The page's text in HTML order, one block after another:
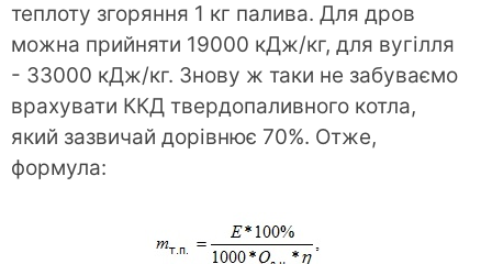
теплоту згоряння 1 кг палива. Для дров
можна прийняти 19000 кДж/кг, для вугілля
- 33000 кДж/кг. Знову ж таки не забуваємо
врахувати ККД твердопаливного котла,
який зазвичай дорівнює 70%. Отже,
формула: